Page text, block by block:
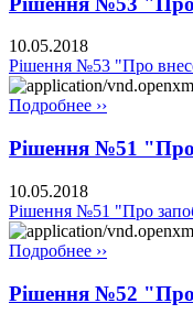
10.05.2018
Рішення №53 "Про
Подробнее ››
Рішення №51 "Про
10.05.2018
Рішення №51 "Про
Подробнее ››
Рішення №52 "Про